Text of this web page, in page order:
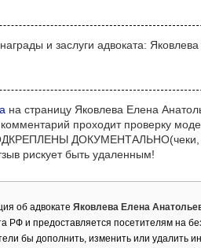
и заслуги адвоката:
на страницу Яковлева Елена
проходит проверку
ДОКУМЕНТАЛЬНО(чеки,
рискует быть удаленным!
об адвокате Яковлева Елена
РФ и предоставляется посетителям на
бы дополнить, изменить или удалить